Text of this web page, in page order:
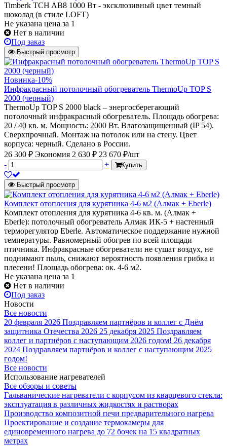
Timberk TCH AB8 1000 Вт - эксклюзивный цвет темный
шоколад (в стиле LOFT)
Не указана цена за 1
Нет в наличии
Под заказ
Быстрый просмотр
Новинка-10%
Инфракрасный потолочный обогреватель ThermoUp TOP S
2000 (черный)
ThermoUp TOP S 2000 black – энергосберегающий
потолочный инфракрасный обогреватель. Площадь обогрева:
20 / 40 кв. м. Мощность: 2000 Вт. Влагозащищенный (IP 54).
Сверхпрочный. Монтаж на потолок или на стену. Цвет
корпуса: черный. Сделано в России.
26 300 ₽ Экономия 2 630 ₽ 23 670 ₽/шт
-
+ Купить
Быстрый просмотр
Комплект отопления для курятника 4-6 м2 (Алмак + Eberle)
Комплект отопления для курятника 4-6 кв. м. (Алмак +
Eberle): потолочный обогреватель Алмак ИК-5 + настенный
терморегулятор Eberle. Автоматическое поддержание нужной
температуры. Равномерный обогрев по всей площади
птичника. Инфракрасные обогреватели не сушат воздух, не
поднимают пыль, снижают вероятность появления грибка и
плесени! Площадь обогрева: ок. 4-6 м2.
Не указана цена за 1
Нет в наличии
Под заказ
Новости
Все новости
20 февраля 2026 Поздравляем партнёров и коллег с Днём
защитника Отечества 2026 25 декабря 2025 Поздравляем
коллег и партнёров с наступающим 2026 годом! 26 декабря
2024 Поздравляем партнёров и коллег с наступающим 2025
годом!
Все новости
Использование нагревателей
Все обзоры и советы
Гальванические нагреватели с корпусом из кварцевого стекла:
эксплуатация в различных жидкостях и растворах
Производство композитной печи предварительного нагрева
Проектирование и создание термокамеры для
единовременного нагрева до 72 бочек на 15 квадратных
метрах